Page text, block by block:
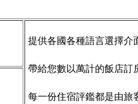
提供各國各種語言選擇介
帶給您數以萬計的飯店訂
每一份住宿評鑑都是由旅